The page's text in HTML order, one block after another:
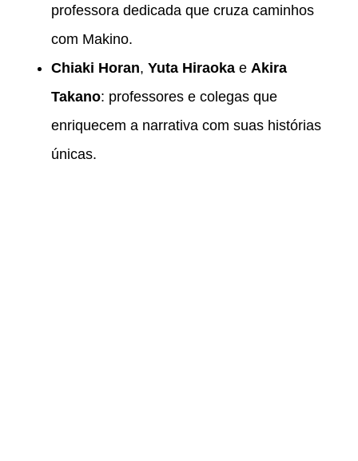
professora dedicada que cruza caminhos
com Makino.
Chiaki Horan, Yuta Hiraoka e Akira
Takano: professores e colegas que
enriquecem a narrativa com suas histórias
únicas.